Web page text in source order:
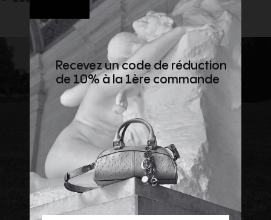
Recevez un code de réduction
de 10% à la 1ère commande